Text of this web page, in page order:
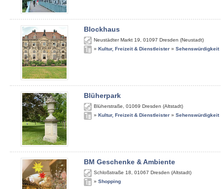
Blockhaus
Neustädter Markt 19 01097 Dresden (Neustadt)
» Kultur, Freizeit & Dienstleister » Sehenswürdigkeit
Blüherpark
Blüherstraße 01069 Dresden (Altstadt)
» Kultur, Freizeit & Dienstleister » Sehenswürdigkeit
BM Geschenke & Ambiente
Schloßstraße 18 01067 Dresden (Altstadt)
» Shopping